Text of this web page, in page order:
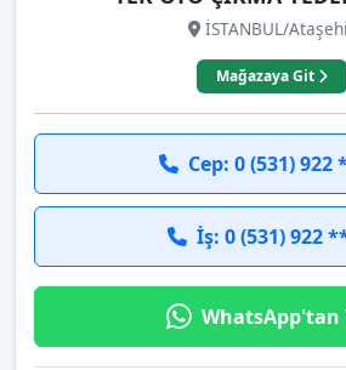
İSTANBUL/
Mağazaya Git
Cep: 0 (531)
İş: 0 (531) 922
WhatsApp'tan